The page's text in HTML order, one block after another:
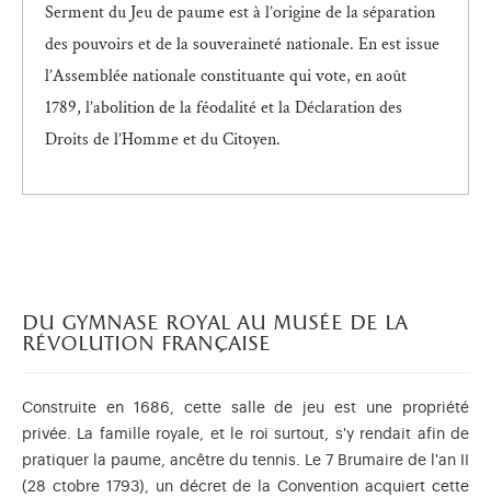
Serment du Jeu de paume est à l’origine de la séparation
des pouvoirs et de la souveraineté nationale. En est issue
l’Assemblée nationale constituante qui vote, en août
1789, l’abolition de la féodalité et la Déclaration des
Droits de l’Homme et du Citoyen.
du gymnase royal au musée de la
révolution française
Construite en 1686, cette salle de jeu est une propriété
privée. La famille royale, et le roi surtout, s'y rendait afin de
pratiquer la paume, ancêtre du tennis. Le 7 Brumaire de l'an II
(28 ctobre 1793), un décret de la Convention acquiert cette